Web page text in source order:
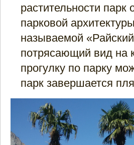
растительности
парковой
называемой
потрясающий вид на
прогулку по парку
парк завершается